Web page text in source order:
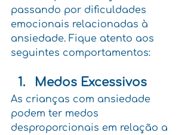
passando por dificuldades
emocionais relacionadas à
ansiedade. Fique atento aos
seguintes comportamentos:
Medos Excessivos
As crianças com ansiedade
podem ter medos
desproporcionais em relação a